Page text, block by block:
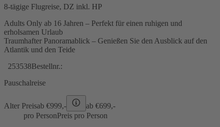
8-tägige Flugreise, DZ inkl. HP
Adults Only ab 16 Jahren – Perfekt für einen ruhigen und
erholsamen Urlaub
Traumhafter Panoramablick – Genießen Sie den Ausblick auf den
Atlantik und den Teide
253538Bestellnr.:
Pauschalreise
Alter Preisab €999,- ab €699,-
pro PersonPreis pro Person